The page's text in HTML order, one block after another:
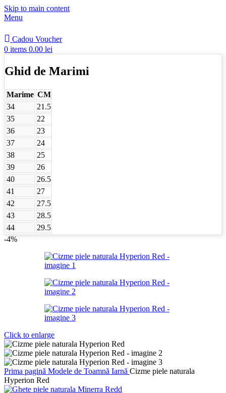
Skip to main content
Menu
Cadou Voucher
0 items 0.00 lei
Ghid de Marimi
Marime CM
34
21.5
35
22
36
23
37
24
38
25
39
26
40
26.5
41
27
42
27.5
43
28.5
44
29.5
-4%
Click to enlarge
Prima pagină Modele de Toamnă Iarnă Cizme piele naturala
Hyperion Red